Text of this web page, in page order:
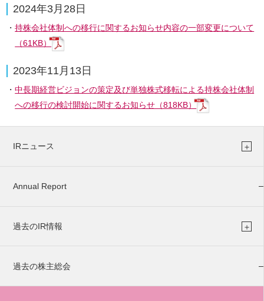
共和成産株式会社
2024年3月28日
持株会社体制への移行に関するお知らせ内容の一部変更について
（61KB）
2023年11月13日
中長期経営ビジョンの策定及び単独株式移転による持株会社体制
への移行の検討開始に関するお知らせ（818KB）
IRニュース
Annual Report
過去のIR情報
過去の株主総会